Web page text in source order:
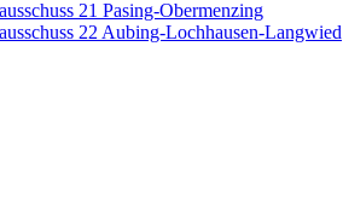
21 Pasing-Obermenzing
22 Aubing-Lochhausen-Langwied